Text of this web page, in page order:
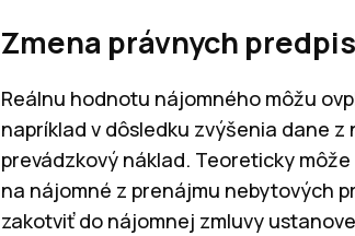
Zmena právnych
Reálnu hodnotu nájomného môžu
napríklad v dôsledku zvýšenia dane
prevádzkový náklad. Teoreticky
na nájomné z prenájmu nebytových
zakotviť do nájomnej zmluvy